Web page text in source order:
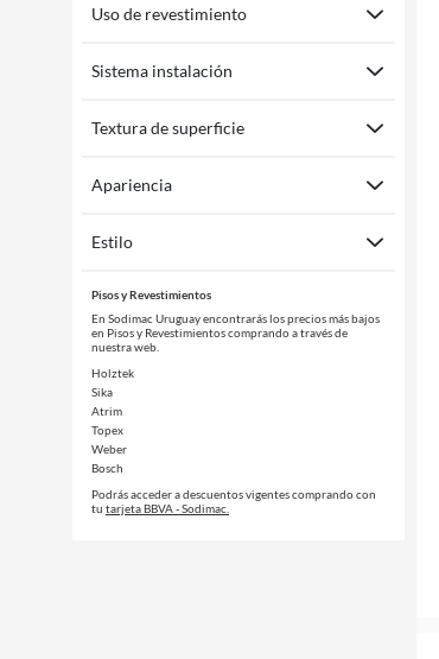
Uso de revestimiento
Sistema instalación
Textura de superficie
Apariencia
Estilo
Pisos y Revestimientos
En Sodimac Uruguay encontrarás los precios más bajos
en Pisos y Revestimientos comprando a través de
nuestra web.
Holztek
Sika
Atrim
Topex
Weber
Bosch
Podrás acceder a descuentos vigentes comprando con
tu tarjeta BBVA - Sodimac.